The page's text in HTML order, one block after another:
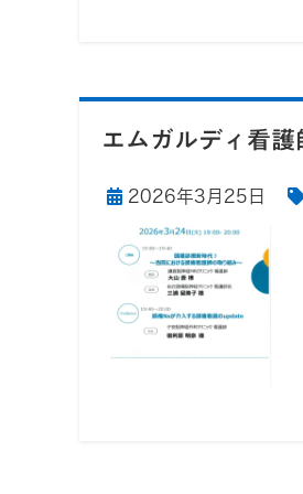
エムガルディ看
2026年3月25日